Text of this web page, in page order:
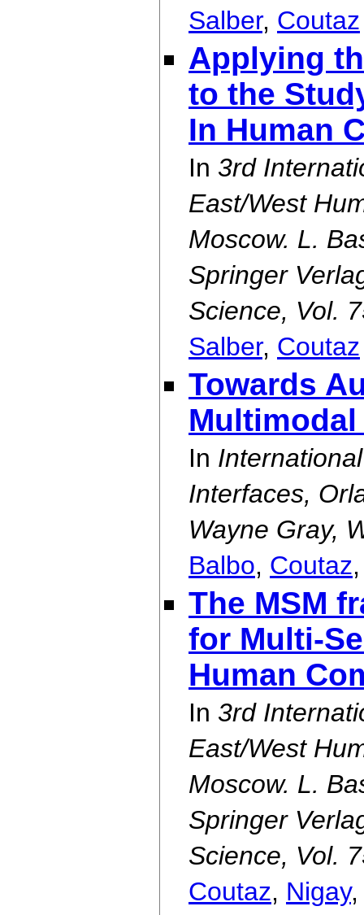
Salber, Coutaz
Applying
to the
In Human
In 3rd
East/West
Moscow. L.
Springer
Science, Vol.
Salber, Coutaz
Towards
In
Interfaces,
Wayne Gray,
Balbo, Coutaz
The MSM
for Multi-
Human
In 3rd
East/West
Moscow. L.
Springer
Science, Vol.
Coutaz, Nigay